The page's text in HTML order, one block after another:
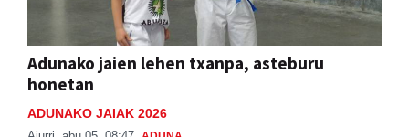
Adunako jaien lehen txanpa, asteburu
honetan
ADUNAKO JAIAK 2026